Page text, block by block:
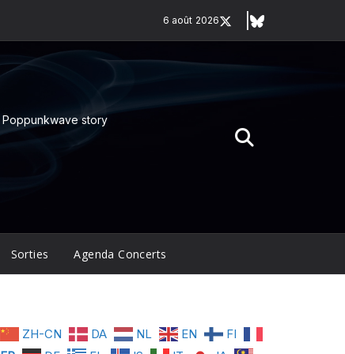
6 août 2026
Poppunkwave story
Sorties Agenda Concerts
ZH-CN DA NL EN
FI